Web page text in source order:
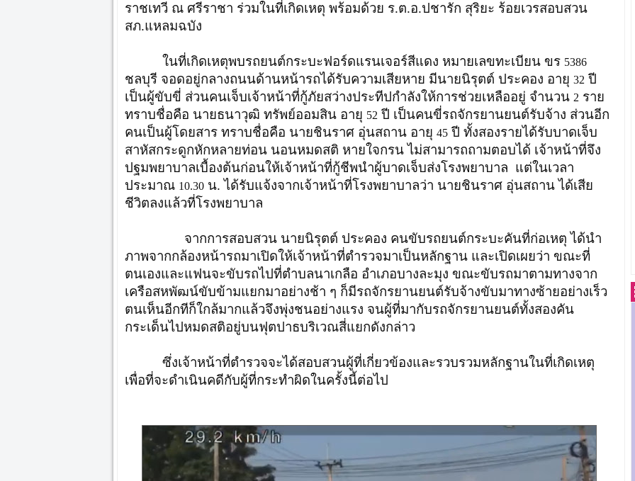
ราชเทวี ณ ศรีราชา ร่วมในที่เกิดเหตุ พร้อมด้วย ร.ต.อ.ปชารัก สุริยะ ร้อยเวรสอบสวน
สภ.แหลมฉบัง
ในที่เกิดเหตุพบรถยนต์กระบะฟอร์ดแรนเจอร์สีแดง หมายเลขทะเบียน ขร 5386
ชลบุรี จอดอยู่กลางถนนด้านหน้ารถได้รับความเสียหาย มีนายนิรุตต์ ประคอง อายุ 32ปี
เป็นผู้ขับขี่ ส่วนคนเจ็บเจ้าหน้าที่กู้ภัยสว่างประทีปกำลังให้การช่วยเหลืออยู่ จำนวน 2ราย
ทราบชื่อคือ นายธนาวุฒิ ทรัพย์ออมสิน อายุ 52ปี เป็นคนขี่รถจักรยานยนต์รับจ้าง ส่วนอีก
คนเป็นผู้โดยสาร ทราบชื่อคือ นายชินราศ อุ่นสถาน อายุ 45ปี ทั้งสองรายได้รับบาดเจ็บ
สาหัสกระดูกหักหลายท่อน นอนหมดสติ หายใจกรน ไม่สามารถถามตอบได้ เจ้าหน้าที่จึง
ปฐมพยาบาลเบื้องต้นก่อนให้เจ้าหน้าที่กู้ชีพนำผู้บาดเจ็บส่งโรงพยาบาล แต่ในเวลา
ประมาณ 10.30น. ได้รับแจ้งจากเจ้าหน้าที่โรงพยาบาลว่า นายชินราศ อุ่นสถาน ได้เสีย
ชีวิตลงแล้วที่โรงพยาบาล
จากการสอบสวน นายนิรุตต์ ประคอง คนขับรถยนต์กระบะคันที่ก่อเหตุ ได้นำ
ภาพจากกล้องหน้ารถมาเปิดให้เจ้าหน้าที่ตำรวจมาเป็นหลักฐาน และเปิดเผยว่า ขณะที่
ตนเองและแฟนจะขับรถไปที่ตำบลนาเกลือ อำเภอบางละมุง ขณะขับรถมาตามทางจาก
เครือสหพัฒน์ขับข้ามแยกมาอย่างช้า ๆ ก็มีรถจักรยานยนต์รับจ้างขับมาทางซ้ายอย่างเร็ว
ตนเห็นอีกทีก็ใกล้มากแล้วจึงพุ่งชนอย่างแรง จนผู้ที่มากับรถจักรยานยนต์ทั้งสองคัน
กระเด็นไปหมดสติอยู่บนฟุตปาธบริเวณสี่แยกดังกล่าว
ซึ่งเจ้าหน้าที่ตำรวจจะได้สอบสวนผู้ที่เกี่ยวข้องและรวบรวมหลักฐานในที่เกิดเหตุ
เพื่อที่จะดำเนินคดีกับผู้ที่กระทำผิดในครั้งนี้ต่อไป